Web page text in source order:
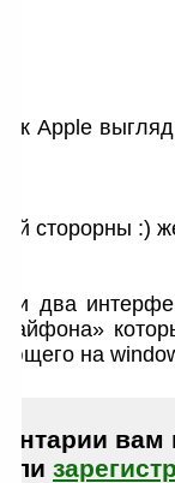
Apple
сторорны :)
и два
айфона»
на
вам
или